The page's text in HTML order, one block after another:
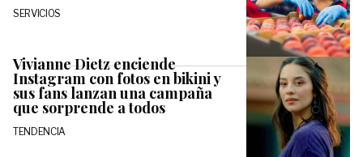
SERVICIOS
Vivianne Dietz enciende
Instagram con fotos en bikini y
sus fans lanzan una campaña
que sorprende a todos
TENDENCIA